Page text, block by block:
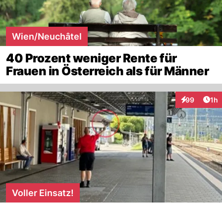
Wien/Neuchâtel
40 Prozent weniger Rente für
Frauen in Österreich als für Männer
99
Interaktionen
1h
Voller Einsatz!